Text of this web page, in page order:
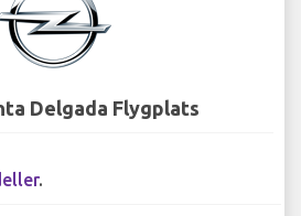
Delgada Flygplats
.